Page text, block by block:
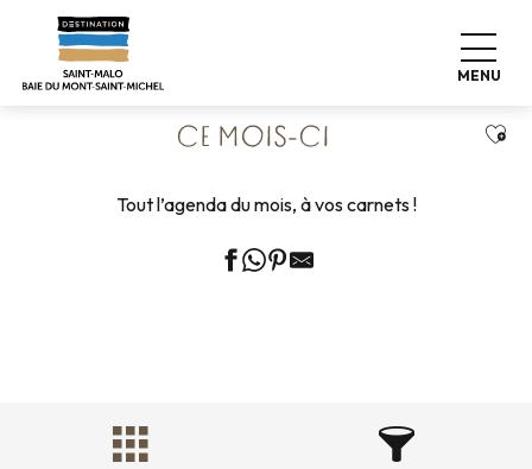
contenu
MENU
Accueil
CE MOIS-CI
Tout l’agenda du mois, à vos carnets !